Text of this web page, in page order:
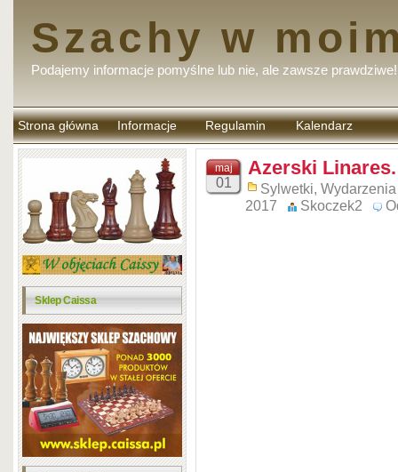
Szachy w
Podajemy informacje pomyślne lub nie, ale zawsze prawdziwe!
Strona główna Informacje Regulamin
komentarzy
Kalendarz
Sklep Caissa
maj
01
Azerski
Sylwetki,
2017
Skoczek2